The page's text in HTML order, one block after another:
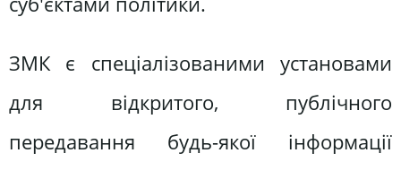
ЗМК є спеціалізованими установами
для відкритого, публічного
передавання будь-якої інформації